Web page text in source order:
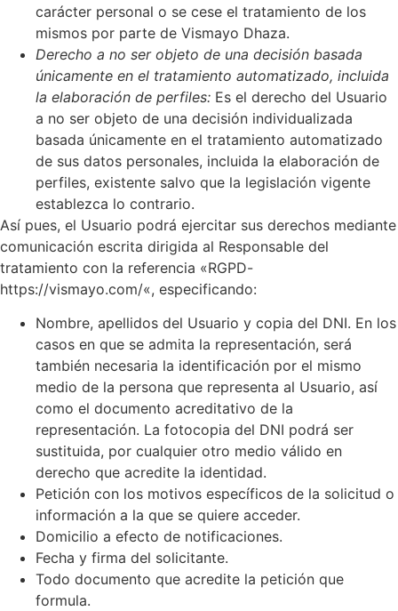
carácter personal o se cese el tratamiento de los
mismos por parte de Vismayo Dhaza.
Derecho a no ser objeto de una decisión basada
únicamente en el tratamiento automatizado, incluida
la elaboración de perfiles: Es el derecho del Usuario
a no ser objeto de una decisión individualizada
basada únicamente en el tratamiento automatizado
de sus datos personales, incluida la elaboración de
perfiles, existente salvo que la legislación vigente
establezca lo contrario.
Así pues, el Usuario podrá ejercitar sus derechos mediante
comunicación escrita dirigida al Responsable del
tratamiento con la referencia «RGPD-
https://vismayo.com/«, especificando:
Nombre, apellidos del Usuario y copia del DNI. En los
casos en que se admita la representación, será
también necesaria la identificación por el mismo
medio de la persona que representa al Usuario, así
como el documento acreditativo de la
representación. La fotocopia del DNI podrá ser
sustituida, por cualquier otro medio válido en
derecho que acredite la identidad.
Petición con los motivos específicos de la solicitud o
información a la que se quiere acceder.
Domicilio a efecto de notificaciones.
Fecha y firma del solicitante.
Todo documento que acredite la petición que
formula.